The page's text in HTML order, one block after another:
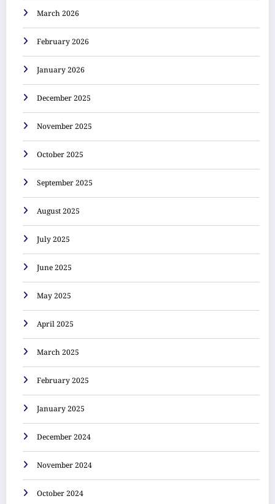
March 2026
February 2026
January 2026
December 2025
November 2025
October 2025
September 2025
August 2025
July 2025
June 2025
May 2025
April 2025
March 2025
February 2025
January 2025
December 2024
November 2024
October 2024